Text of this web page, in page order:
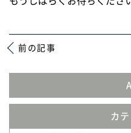
前の記事
カ